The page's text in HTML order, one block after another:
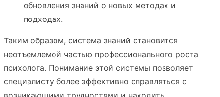
обновления знаний о новых методах и
подходах.
Таким образом, система знаний становится
неотъемлемой частью профессионального роста
психолога. Понимание этой системы позволяет
специалисту более эффективно справляться с